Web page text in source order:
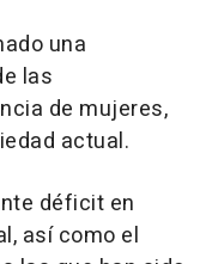
una
las
de mujeres,
actual.
déficit en
así como el